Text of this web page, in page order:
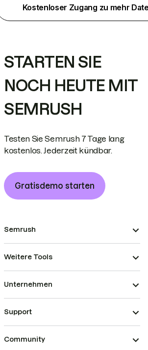
Kostenloser Zugang zu mehr
STARTEN SIE
NOCH HEUTE MIT
SEMRUSH
Testen Sie Semrush 7 Tage lang
kostenlos. Jederzeit kündbar.
Gratisdemo starten
Semrush
Weitere Tools
Unternehmen
Support
Community